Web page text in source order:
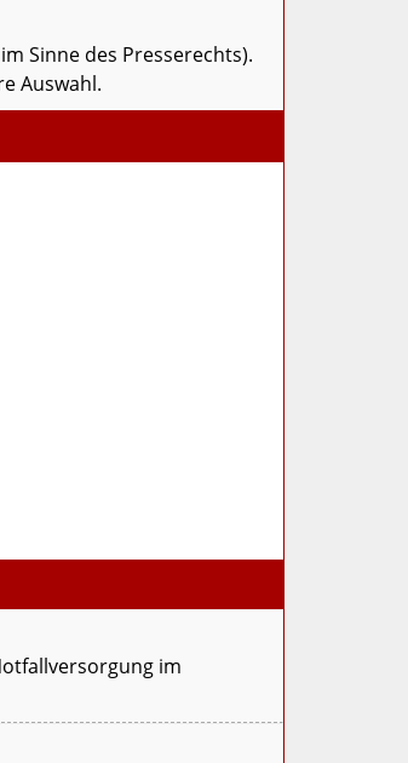
Sinne des Presserechts).
Auswahl.
im